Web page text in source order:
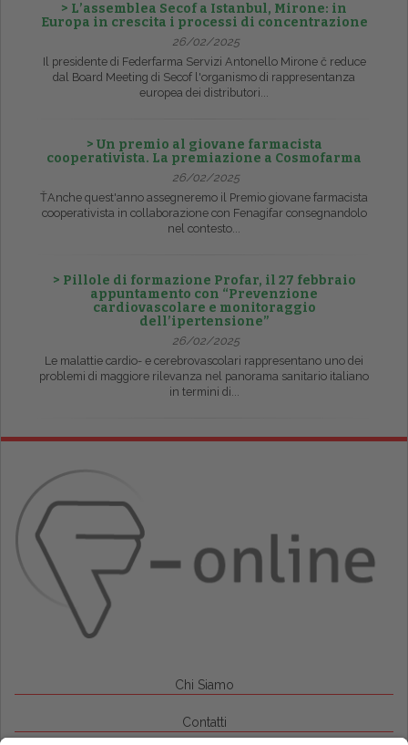
> L’assemblea Secof a Istanbul, Mirone: in
Europa in crescita i processi di concentrazione
26/02/2025
Il presidente di Federfarma Servizi Antonello Mirone č reduce
dal Board Meeting di Secof l'organismo di rappresentanza
europea dei distributori...
> Un premio al giovane farmacista
cooperativista. La premiazione a Cosmofarma
26/02/2025
ŤAnche quest'anno assegneremo il Premio giovane farmacista
cooperativista in collaborazione con Fenagifar consegnandolo
nel contesto...
> Pillole di formazione Profar, il 27 febbraio
appuntamento con “Prevenzione
cardiovascolare e monitoraggio
dell’ipertensione”
26/02/2025
Le malattie cardio- e cerebrovascolari rappresentano uno dei
problemi di maggiore rilevanza nel panorama sanitario italiano
in termini di...
Chi Siamo
Contatti